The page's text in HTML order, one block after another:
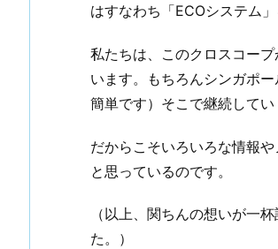
はすなわち「ECOシステム
私たちは、このクロスコー
います。もちろんシンガポ
簡単です）そこで継続して
だからこそいろいろな情報
と思っているのです。
（以上、関ちんの想いが一
た。）